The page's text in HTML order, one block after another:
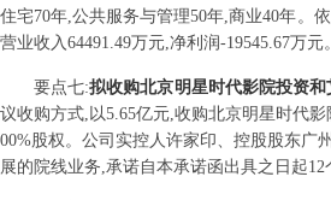
住宅70年,公共服务与管理50年,商业40年。
营业收入64491.49万元,净利润-19545.67万元。
要点七:拟收购北京明星时代影院投资
议收购方式,以5.65亿元,收购北京明星时代
00%股权。公司实控人许家印、控股股东广
展的院线业务,承诺自本承诺函出具之日起